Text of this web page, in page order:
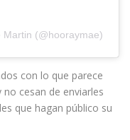
(@hooraymae)
con lo que parece
cesan de enviarles
que hagan público su